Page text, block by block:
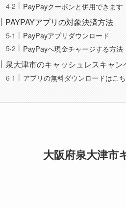
PayPayクーポンと併用できます
PAYPAYアプリの対象決済方法
PayPayアプリダウンロード
PayPayへ現金チャージする方法
泉大津市のキャッシュレスキャン
アプリの無料ダウンロードはこ
大阪府泉大津市